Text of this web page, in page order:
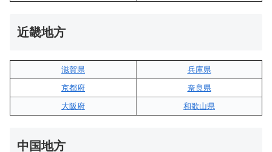
近畿地方
滋賀県
兵庫県
京都府
奈良県
大阪府
和歌山県
中国地方